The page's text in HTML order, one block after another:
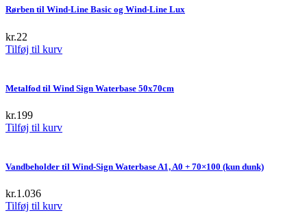
multiple
on
Rørben til Wind-Line Basic og Wind-Line Lux
kr.22
Tilføj til kurv
Metalfod til Wind Sign Waterbase 50x70cm
kr.199
Tilføj til kurv
Vandbeholder til Wind-Sign Waterbase A1, A0 + 70×100 (kun dunk)
kr.1.036
Tilføj til kurv